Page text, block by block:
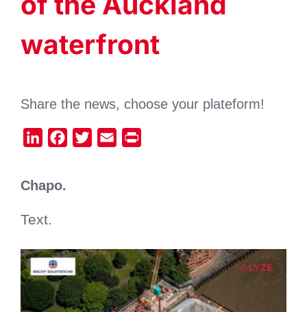
waterfront
Share the news, choose your plateform!
LinkedInFacebook
Twitter Email
Chapo.
Text.